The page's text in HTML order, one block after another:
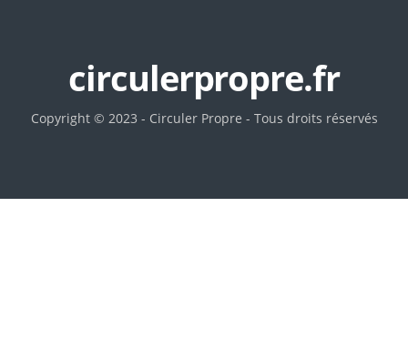
circulerpropre.fr
Copyright © 2023 - Circuler Propre - Tous droits réservés